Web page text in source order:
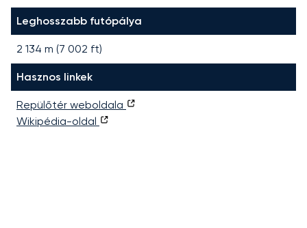
Leghosszabb futópálya
2 134 m (7 002 ft)
Hasznos linkek
Repülőtér weboldala
Wikipédia-oldal